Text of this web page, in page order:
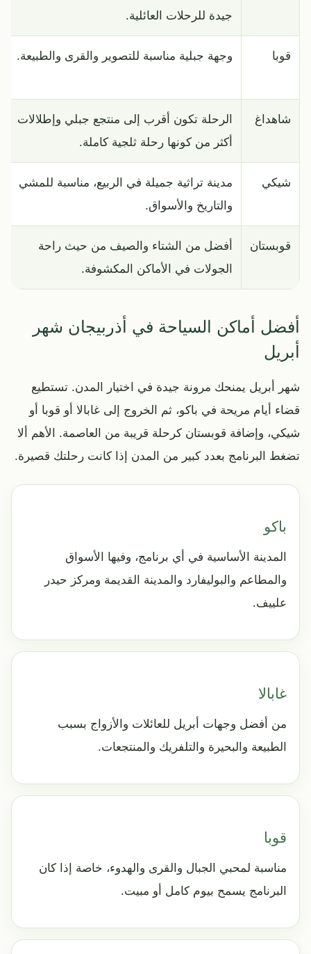
جيدة للرحلات العائلية.
قوبا وجهة جبلية مناسبة للتصوير والقرى والطبيعة.
شاهداغ
الرحلة تكون أقرب إلى منتجع جبلي وإطلالات
أكثر من كونها رحلة ثلجية كاملة.
شيكي
مدينة تراثية جميلة في الربيع، مناسبة للمشي
والتاريخ والأسواق.
قوبستان
أفضل من الشتاء والصيف من حيث راحة
الجولات في الأماكن المكشوفة.
أفضل أماكن السياحة في أذربيجان شهر
أبريل
شهر أبريل يمنحك مرونة جيدة في اختيار المدن. تستطيع
قضاء أيام مريحة في باكو، ثم الخروج إلى غابالا أو قوبا أو
شيكي، وإضافة قوبستان كرحلة قريبة من العاصمة. الأهم ألا
تضغط البرنامج بعدد كبير من المدن إذا كانت رحلتك قصيرة.
باكو
المدينة الأساسية في أي برنامج، وفيها الأسواق
والمطاعم والبوليفارد والمدينة القديمة ومركز حيدر
علييف.
غابالا
من أفضل وجهات أبريل للعائلات والأزواج بسبب
الطبيعة والبحيرة والتلفريك والمنتجعات.
قوبا
مناسبة لمحبي الجبال والقرى والهدوء، خاصة إذا كان
البرنامج يسمح بيوم كامل أو مبيت.